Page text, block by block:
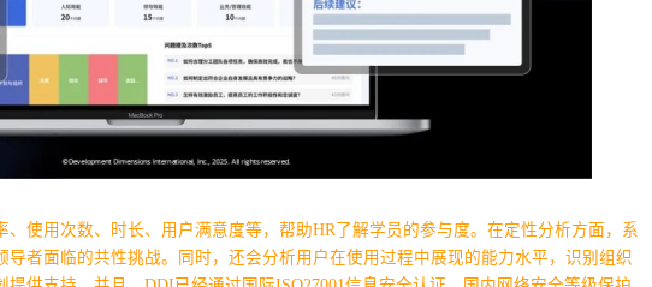
使用次数、时长、用户满意度等，帮助HR了解学员的参与度。在定性分析方面，系
者面临的共性挑战。同时，还会分析用户在使用过程中展现的能力水平，识别组织